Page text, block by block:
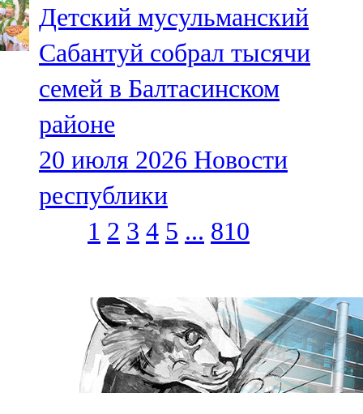
Детский мусульманский
Сабантуй собрал тысячи
семей в Балтасинском
районе
20 июля 2026 Новости
республики
1 2 3 4 5 ... 810